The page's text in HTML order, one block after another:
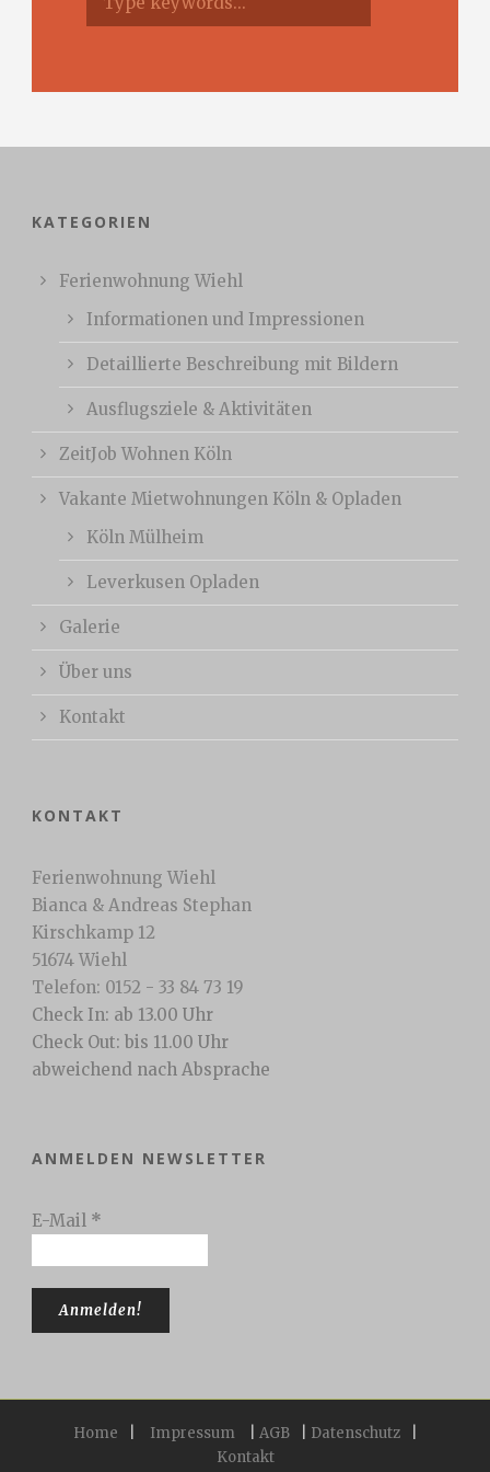
KATEGORIEN
Ferienwohnung Wiehl
Informationen und Impressionen
Detaillierte Beschreibung mit Bildern
Ausflugsziele & Aktivitäten
ZeitJob Wohnen Köln
Vakante Mietwohnungen Köln & Opladen
Köln Mülheim
Leverkusen Opladen
Galerie
Über uns
Kontakt
KONTAKT
Ferienwohnung Wiehl
Bianca & Andreas Stephan
Kirschkamp 12
51674 Wiehl
Telefon: 0152 - 33 84 73 19
Check In: ab 13.00 Uhr
Check Out: bis 11.00 Uhr
abweichend nach Absprache
ANMELDEN NEWSLETTER
E-Mail *
Home Impressum AGB Datenschutz
Kontakt